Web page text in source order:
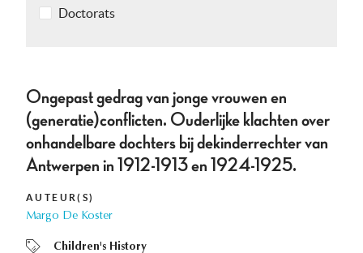
Doctorats
Ongepast gedrag van jonge vrouwen en
(generatie)conflicten. Ouderlijke klachten over
onhandelbare dochters bij dekinderrechter van
Antwerpen in 1912-1913 en 1924-1925.
AUTEUR(S)
Margo De Koster
Children's History